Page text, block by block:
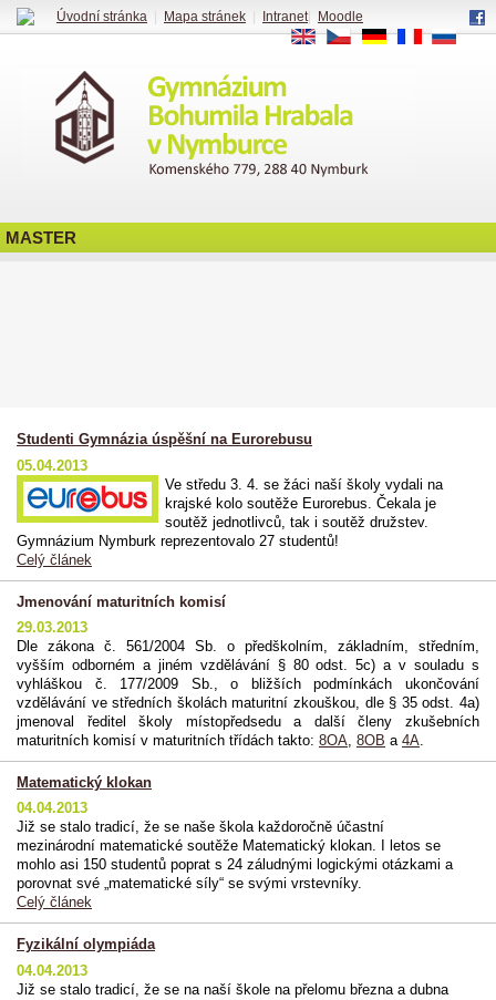
MASTER
Studenti Gymnázia úspěšní na Eurorebusu
05.04.2013
Ve středu 3. 4. se žáci naší školy vydali na
krajské kolo soutěže Eurorebus. Čekala je
soutěž jednotlivců, tak i soutěž družstev.
Gymnázium Nymburk reprezentovalo 27 studentů!
Celý článek
Jmenování maturitních komisí
29.03.2013
Dle zákona č. 561/2004 Sb. o předškolním, základním, středním,
vyšším odborném a jiném vzdělávání § 80 odst. 5c) a v souladu s
vyhláškou č. 177/2009 Sb., o bližších podmínkách ukončování
vzdělávání ve středních školách maturitní zkouškou, dle § 35 odst. 4a)
jmenoval ředitel školy místopředsedu a další členy zkušebních
maturitních komisí v maturitních třídách takto: 8OA 8OB a 4A
Matematický klokan
04.04.2013
Již se stalo tradicí, že se naše škola každoročně účastní
mezinárodní matematické soutěže Matematický klokan. I letos se
mohlo asi 150 studentů poprat s 24 záludnými logickými otázkami a
porovnat své „matematické síly“ se svými vrstevníky.
Celý článek
Fyzikální olympiáda
04.04.2013
Již se stalo tradicí, že se na naší škole na přelomu března a dubna
Úvodní stránka Mapa stránek Intranet|
Moodle
EN
CS DE FR RU